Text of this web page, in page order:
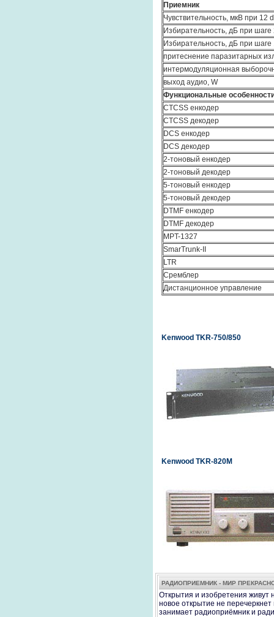
Приемник
Чувствительность, мкВ при 12
Избирательность, дБ при шаге
Избирательность, дБ при шаге
притеснение паразитарных
интермодуляционная
выход аудио, W
Функциональные
CTCSS енкодер
CTCSS декодер
DCS енкодер
DCS декодер
2-тоновый енкодер
2-тоновый декодер
5-тоновый енкодер
5-тоновый декодер
DTMF енкодер
DTMF декодер
MPT-1327
SmarTrunk-II
LTR
Сремблер
Дистанционное управление
Kenwood TKR-750/850
Kenwood TKR-820M
РАДИОПРИЕМНИК - МИР
Открытия и изобретения живут
новое открытие не
занимает радиоприёмник и